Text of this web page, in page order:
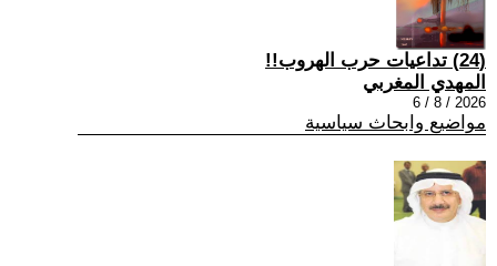
(24) تداعيات حرب الهروب!!
المهدي المغربي
2026 / 8 / 6
مواضيع وابحاث سياسية